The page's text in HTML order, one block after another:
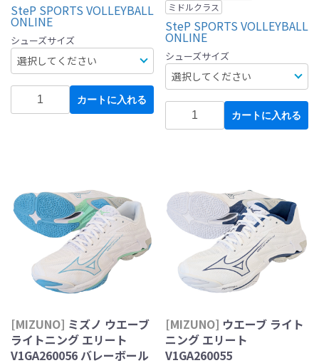
SteP SPORTS VOLLEYBALL
ONLINE
シューズサイズ
カートに入れる
ミドルクラス
SteP SPORTS VOLLEYBALL
ONLINE
シューズサイズ
カートに入れる
[MIZUNO] ミズノ ウエーブ
ライトニング エリート
V1GA260056 バレーボール
[MIZUNO] ウエーブ ライト
ニング エリート
V1GA260055